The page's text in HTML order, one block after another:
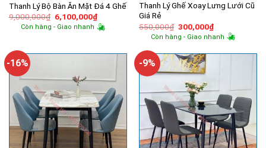
Thanh Lý Bộ Bàn Ăn Mặt Đá 4 Ghế
9,000,000₫ Giá
gốc
là:
6,100,000₫Giá
hiện
tại
Còn hàng - Giao nhanh
Thanh Lý Ghế Xoay Lưng Lưới Cũ
Giá Rẻ
550,000₫ Giá
gốc
là:
300,000₫Giá
hiện
tại
300,000₫.
Còn hàng - Giao nhanh
-16% -9%